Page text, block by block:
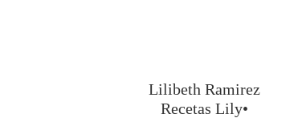
Lilibeth Ramirez
Recetas Lily•